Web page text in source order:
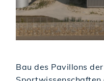
Bau des Pavillons